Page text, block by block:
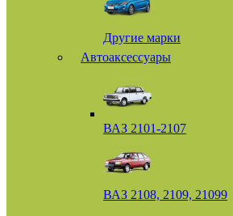
Другие марки
Автоаксессуары
ВАЗ 2101-2107
ВАЗ 2108, 2109, 21099